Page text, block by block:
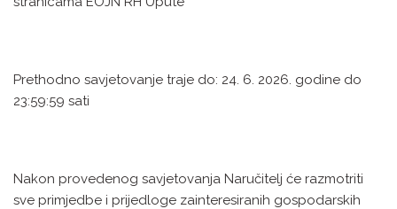
Prethodno savjetovanje traje do: 24. 6. 2026. godine do
23:59:59 sati
Nakon provedenog savjetovanja Naručitelj će razmotriti
sve primjedbe i prijedloge zainteresiranih gospodarskih